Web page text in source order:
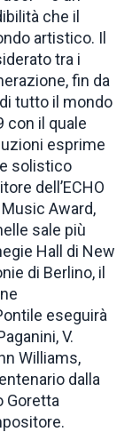
che il
artistico. Il
tra i
fin da
tutto il mondo
con il quale
esprime
solistico
dell’ECHO
Award,
sale più
Hall di New
di Berlino, il
eseguirà
V.
Williams,
dalla
Goretta